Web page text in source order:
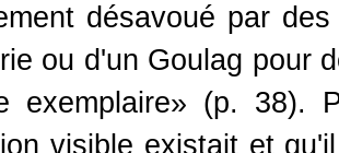
désavoué par
ou d'un Goulag pour
exemplaire» (p.
visible existait et